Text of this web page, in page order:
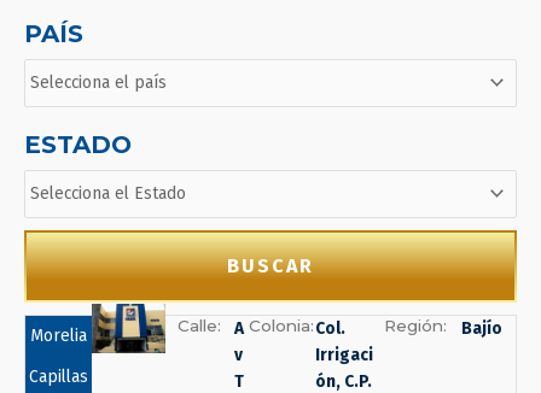
PAÍS
ESTADO
BUSCAR
Morelia
Capillas
Calle:
A
v
T
Colonia:Col.
Irrigaci
ón, C.P.
Región: Bajío